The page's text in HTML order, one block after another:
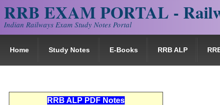
RRB EXAM PORTAL -
Indian Railways Exam Study Notes Portal
Home Study Notes E-Books RRB ALP
RRB ALP PDF Notes